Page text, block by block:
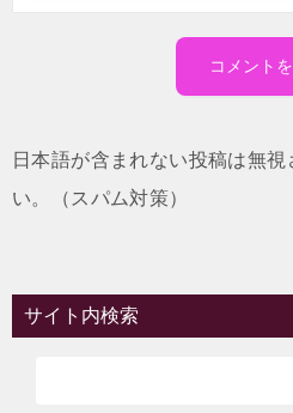
日本語が含まれない投稿は無
い。（スパム対策）
サイト内検索